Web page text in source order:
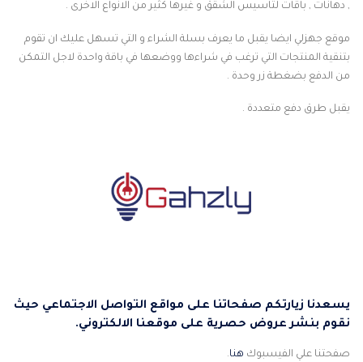
, دهانات , باقات لتاسيس الشقق و غيرها كثير من الانواع الاخرى .
موقع جهزلي ايضا يقبل ما يعرف بسلة الشراء و التي تسهل عليك ان تقوم
بتنقية المنتجات التي ترغب في شراءها ووضعها في باقة واحدة لاجل التمكن
من الدفع بضغطة زر وحدة .
يقبل طرق دفع متعددة .
يسعدنا زيارتكم صفحاتنا على مواقع التواصل الاجتماعي حيث
نقوم بنشر عروض حصرية على موقعنا الالكتروني.
صفحتنا علي الفيسبوك هنا.